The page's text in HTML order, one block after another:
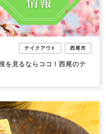
テイクアウト 西尾市
を見るならココ！西尾のテ